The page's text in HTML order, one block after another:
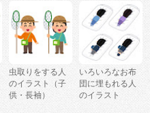
虫取りをする人
のイラスト（子
供・長袖）
いろいろなお布
団に埋もれる人
のイラスト